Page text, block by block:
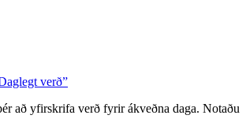
verð”
að yfirskrifa verð fyrir ákveðna daga. Notaðu